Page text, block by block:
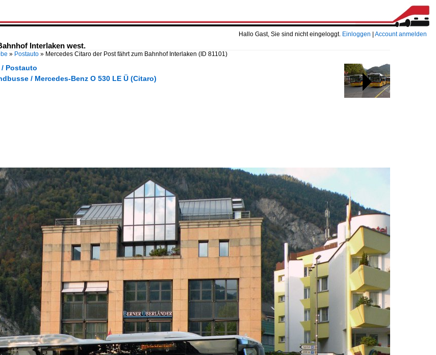
Hallo Gast, Sie sind nicht eingeloggt. Einloggen Account anmelden
Interlaken west.
» Postauto » Mercedes Citaro der Post fährt zum Bahnhof Interlaken (ID 81101)
Postauto
/ Mercedes-Benz O 530 LE Ü (Citaro)